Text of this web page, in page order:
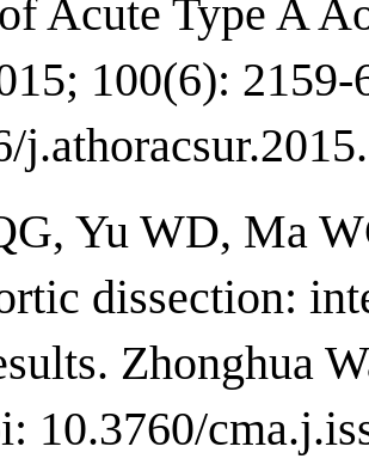
Acute Type A
100(6):
Yu WD, Ma
dissection:
Zhonghua
10.3760/